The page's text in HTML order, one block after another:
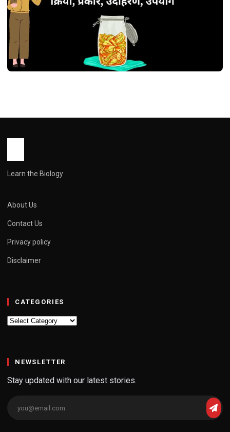
Learn the Biology
About Us
Contact Us
Privacy policy
Disclaimer
CATEGORIES
Categories
NEWSLETTER
Stay updated with our latest stories.